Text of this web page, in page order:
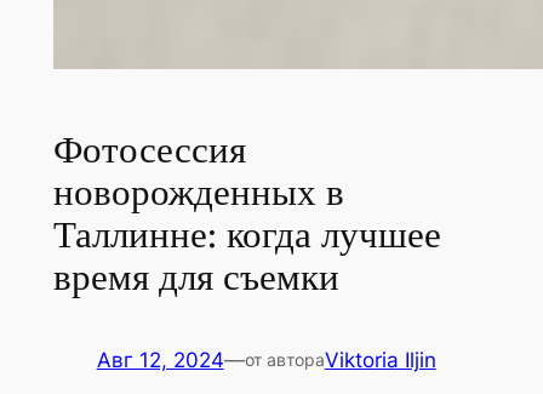
Фотосессия
новорожденных в
Таллинне: когда лучшее
время для съемки
Авг 12, 2024—от автораViktoria Iljin